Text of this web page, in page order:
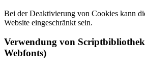
Bei der Deaktivierung von Cookies kann
Website eingeschränkt sein.
Verwendung von
Webfonts)